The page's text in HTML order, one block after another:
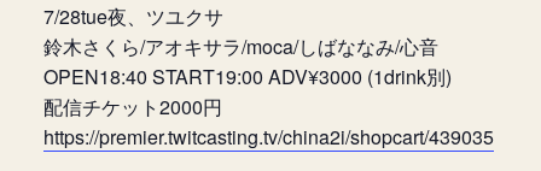
7/28tue夜、ツユクサ
鈴木さくら/アオキサラ/moca/しばななみ/心音
OPEN18:40 START19:00 ADV¥3000 (1drink別)
配信チケット2000円
https://premier.twitcasting.tv/china2i/shopcart/439035